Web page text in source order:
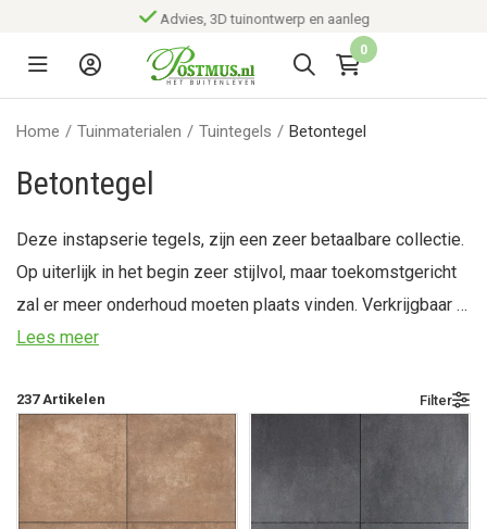
Advies, 3D tuinontwerp en aanleg
0
Home / Tuinmaterialen / Tuintegels / Betontegel
Betontegel
Deze instapserie tegels, zijn een zeer betaalbare collectie.
Op uiterlijk in het begin zeer stijlvol, maar toekomstgericht
zal er meer onderhoud moeten plaats vinden. Verkrijgbaar in
diverse kleuren en maten, die voor ieder zijn portemonnee
tegels voor zowel het terras als voor de oprit.
Lees meer
237Artikelen Filter